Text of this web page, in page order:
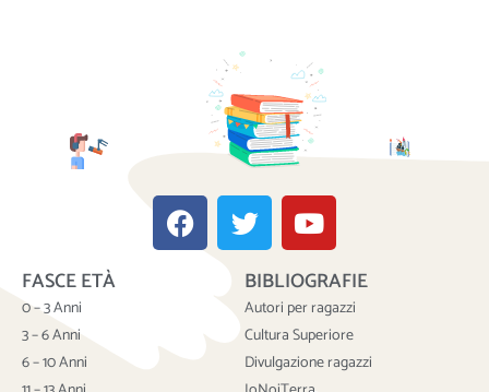
F
a
c
T
w
i
t
t
e
r
Y
o
u
t
u
b
e
FASCE ETÀ
0 – 3 Anni
3 – 6 Anni
6 – 10 Anni
BIBLIOGRAFIE
Autori per ragazzi
Cultura Superiore
Divulgazione ragazzi